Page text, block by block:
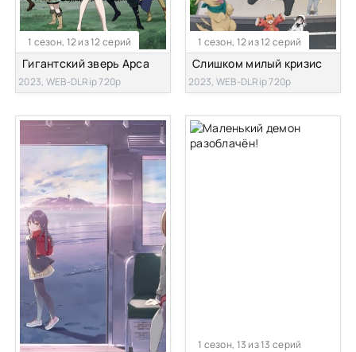
1 сезон, 12 из 12 серий
Гигантский зверь Арса
2023, WEB-DLRip 720p
1 сезон, 12 из 12 серий
Слишком милый кризис
2023, WEB-DLRip 720p
1 сезон, 13 из 13 серий